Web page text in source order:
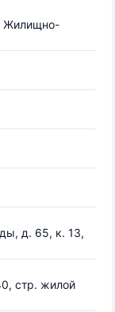
Жилищно-
д. 65, к. 13,
стр. жилой